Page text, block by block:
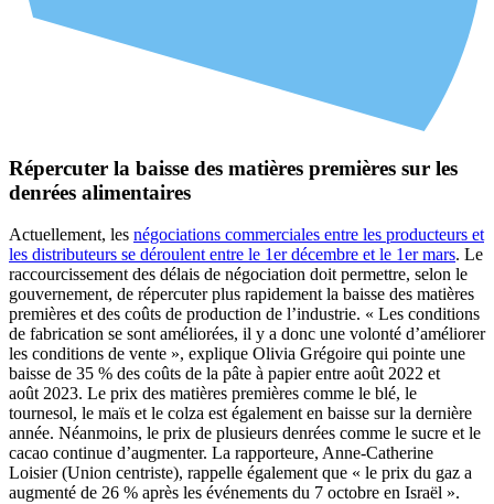
Répercuter la baisse des matières premières sur les
denrées alimentaires
Actuellement, les négociations commerciales entre les producteurs et
les distributeurs se déroulent entre le 1er décembre et le 1er mars. Le
raccourcissement des délais de négociation doit permettre, selon le
gouvernement, de répercuter plus rapidement la baisse des matières
premières et des coûts de production de l’industrie. « Les conditions
de fabrication se sont améliorées, il y a donc une volonté d’améliorer
les conditions de vente », explique Olivia Grégoire qui pointe une
baisse de 35 % des coûts de la pâte à papier entre août 2022 et
août 2023. Le prix des matières premières comme le blé, le
tournesol, le maïs et le colza est également en baisse sur la dernière
année. Néanmoins, le prix de plusieurs denrées comme le sucre et le
cacao continue d’augmenter. La rapporteure, Anne-Catherine
Loisier (Union centriste), rappelle également que « le prix du gaz a
augmenté de 26 % après les événements du 7 octobre en Israël ».